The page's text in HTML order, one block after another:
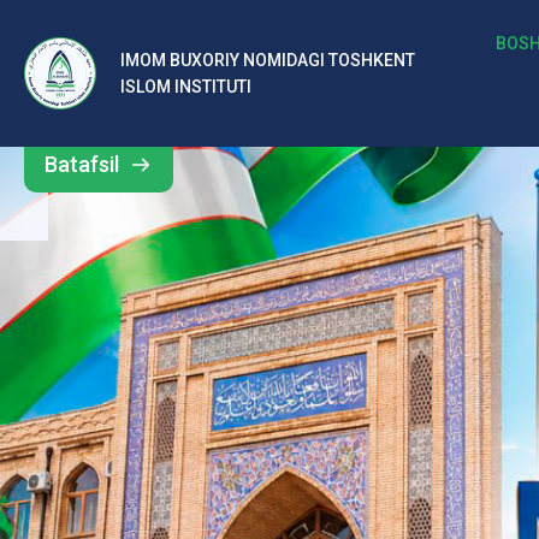
IMOM BUXORIY NOMIDAGI TOSHKENT
ISLOM INSTITUTI
b
al
ar
o‘
rt
a
si
d
Barcha
yangiliklar
Batafsil